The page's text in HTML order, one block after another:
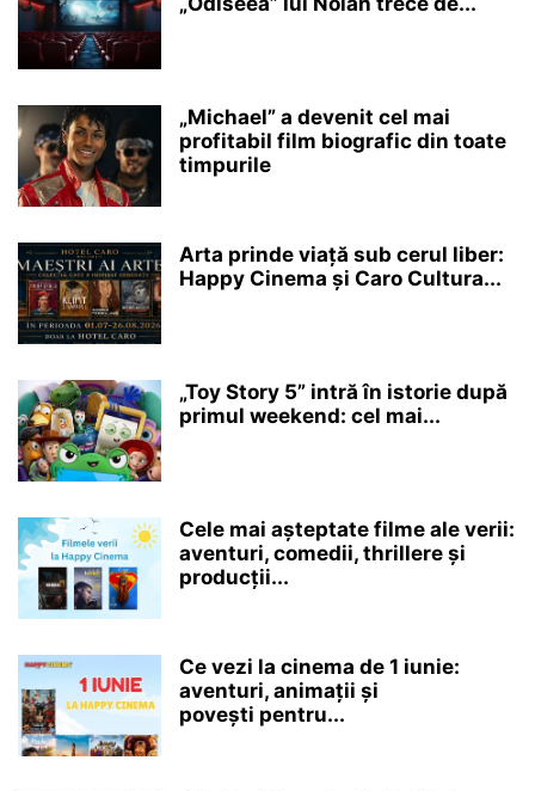
„Michael” a devenit cel mai
profitabil film biografic din toate
timpurile
Arta prinde viață sub cerul liber:
Happy Cinema și Caro Cultura...
„Toy Story 5” intră în istorie după
primul weekend: cel mai...
Cele mai așteptate filme ale verii:
aventuri, comedii, thrillere și
producții...
Ce vezi la cinema de 1 iunie:
aventuri, animații și
povești pentru...